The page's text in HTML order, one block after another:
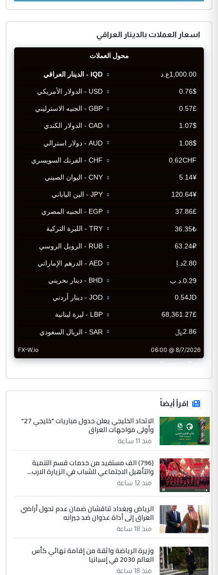
اسعار العملات بالدينار العراقي
CurrencyRate
اقرأ أيضاً
الاتحاد الخليجي يعلن جدول مباريات "خليجي 27"
وأولى مواجهات العراق
منذ 11 ساعة
(796) الف مستفيد من خدمات قسم التنمية
والتأهيل الاجتماعي للشباب في الزيارة الارب...
منذ 12 ساعة
الرياض وبغداد تناقشان ضمان عدم تحول أراضي
العراق إلى أداة عدوان ضد جيرانه
منذ 18 ساعة
وزيرة الرياضة واثقة من إقامة نهائي كأس
العالم 2030 في إسبانيا
منذ 18 ساعة